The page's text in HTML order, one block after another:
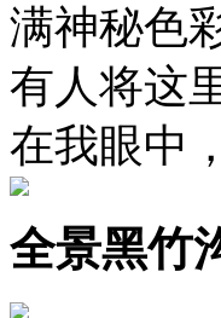
满神秘色
有人将这
在我眼中
全景黑竹